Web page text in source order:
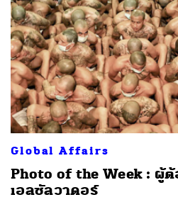
Global Affairs
Photo of the Week : ผู้
เอลซัลวาดอร์